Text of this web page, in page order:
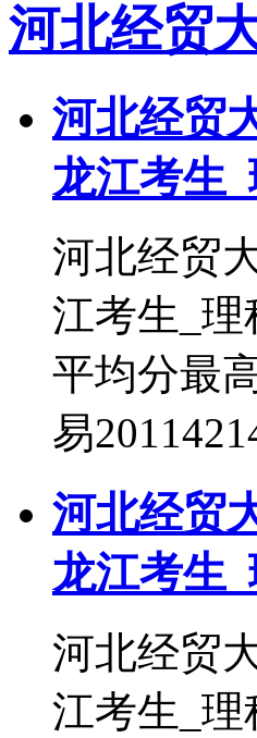
河北经贸
河北经贸
龙江考生
河北经贸
江考生_
平均分最
易
河北经贸
龙江考生
河北经贸
江考生_